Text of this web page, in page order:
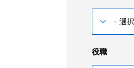
役職